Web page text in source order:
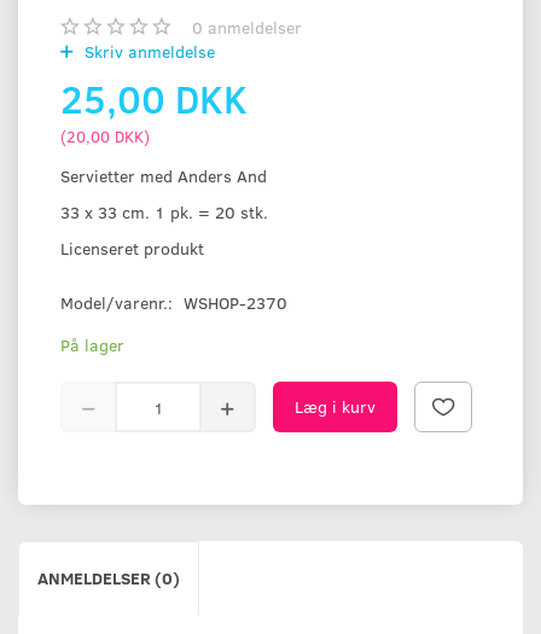
0 anmeldelser
Skriv anmeldelse
25,00 DKK
(20,00 DKK)
Servietter med Anders And
33 x 33 cm. 1 pk. = 20 stk.
Licenseret produkt
Model/varenr.: WSHOP-2370
På lager
Læg i kurv
ANMELDELSER (0)